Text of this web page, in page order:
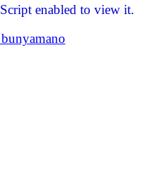
enabled to view it.